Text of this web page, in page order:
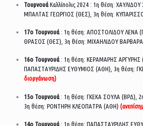
Τουρνουά Καλλίπολις 2024 : 1η θέση:
ΜΠΑΛΤΑΣ ΓΕΩΡΓΙΟΣ (ΘΕΣ), 3η θέση:
17ο Τουρνουά: 1η θέση: ΑΠΟΣΤΟΛΙΔΟΥ ΛΕΝΑ
ΘΡΑΣΟΣ (ΘΕΣ), 3η θέση: ΜΙΧΑΗΛΙΔΟΥ
16ο Τουρνουά: 1η θέση: ΚΕΡΑΜΑΡΗΣ ΑΡΓΥΡΗΣ
ΠΑΠΑΣΤΑΥΡΙΔΗΣ ΕΥΘΥΜΙΟΣ (ΑΘΗ), 3η θέση:
διοργάνωση)
15ο Τουρνουά : 1η θέση: ΓΚΕΚΑ ΣΟΥΛΑ (ΒΡΔ),
3η θέση: ΡΟΝΤΗΡΗ ΚΛΕΟΠΑΤΡΑ (ΑΘΗ)
14ο Τουρνουά : 1η θέση: ΠΑΠΑΣΤΑΥΡΙΔΗΣ